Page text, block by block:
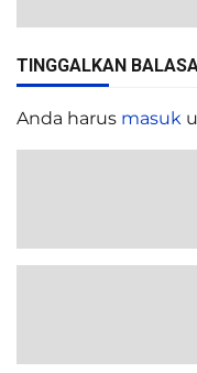
TINGGALKAN
Anda harus masuk